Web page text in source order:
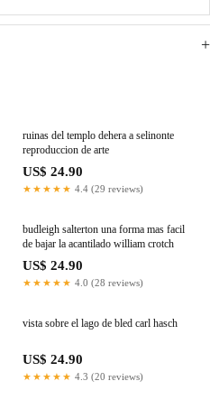
ruinas del templo dehera a selinonte
reproduccion de arte
US$ 24.90
★★★★★ 4.4 (29 reviews)
budleigh salterton una forma mas facil
de bajar la acantilado william crotch
US$ 24.90
★★★★★ 4.0 (28 reviews)
vista sobre el lago de bled carl hasch
US$ 24.90
★★★★★ 4.3 (20 reviews)